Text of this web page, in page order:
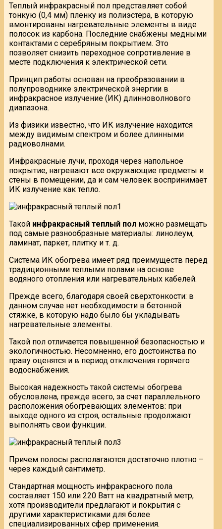
Теплый инфракрасный пол представляет собой
тонкую (0,4 мм) пленку из полиэстера, в которую
вмонтированы нагревательные элементы в виде
полосок из карбона. Последние снабжены медными
контактами с серебряным покрытием. Это
позволяет снизить переходное сопротивление в
месте подключения к электрической сети.
Принцип работы основан на преобразовании в
полупроводнике электрической энергии в
инфракрасное излучение (ИК) длинноволнового
диапазона.
Из физики известно, что ИК излучение находится
между видимым спектром и более длинными
радиоволнами.
Инфракрасные лучи, проходя через напольное
покрытие, нагревают все окружающие предметы и
стены в помещении, да и сам человек воспринимает
ИК излучение как тепло.
Такой инфракрасный теплый пол можно размещать
под самые разнообразные материалы: линолеум,
ламинат, паркет, плитку и т. д.
Система ИК обогрева имеет ряд преимуществ перед
традиционными теплыми полами на основе
водяного отопления или нагревательных кабелей.
Прежде всего, благодаря своей сверхтонкости: в
данном случае нет необходимости в бетонной
стяжке, в которую надо было бы укладывать
нагревательные элементы.
Такой пол отличается повышенной безопасностью и
экологичностью. Несомненно, его достоинства по
праву оценятся и в период отключения горячего
водоснабжения.
Высокая надежность такой системы обогрева
обусловлена, прежде всего, за счет параллельного
расположения обогревающих элементов: при
выходе одного из строя, остальные продолжают
выполнять свои функции.
Причем полосы располагаются достаточно плотно –
через каждый сантиметр.
Стандартная мощность инфракрасного пола
составляет 150 или 220 Ватт на квадратный метр,
хотя производители предлагают и покрытия с
другими характеристиками для более
специализированных сфер применения.